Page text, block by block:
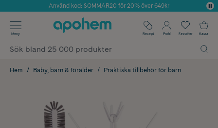
Årets Butik 2025 inom Skönhet
Använd kod: SOMMAR20 för 20% över 649kr
✓ Fri frakt
✓ Poäng på alla köp*
Meny Recept Profil Favoriter Kassa
Hem Baby, barn & förälder Praktiska tillbehör för barn